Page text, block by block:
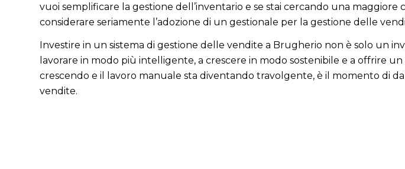
vuoi semplificare la gestione dell’inventario e se stai cercando una
considerare seriamente l’adozione di un gestionale per la gestione delle
Investire in un sistema di gestione delle vendite a Brugherio non è solo un
lavorare in modo più intelligente, a crescere in modo sostenibile e a offrire
crescendo e il lavoro manuale sta diventando travolgente, è il momento di
vendite.